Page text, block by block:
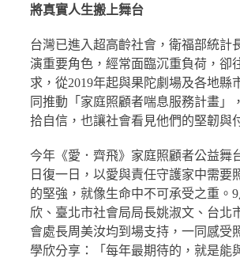
將真實人生搬上舞台
台灣已進入超高齡社會，衛福部統計
演重要角色，經常面臨沉重負荷，卻
求，從2019年起與果陀劇場及各地
同推動「家庭照顧者喘息服務計畫
拾自信，也讓社會看見他們的堅韌與
今年《愛．齊飛》家庭照顧者公益舞
日復一日，以愛與責任守護家中需
的堅強，就像生命中不可承受之重。
欣、臺北市社會局局長姚淑文、台北
會處長周美汝均到場支持，一同感受
學欣分享：「每年最期待的，就是能